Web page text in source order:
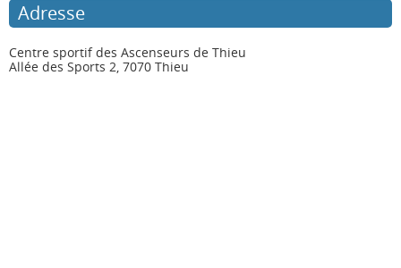
Adresse
Centre sportif des Ascenseurs de Thieu
Allée des Sports 2, 7070 Thieu